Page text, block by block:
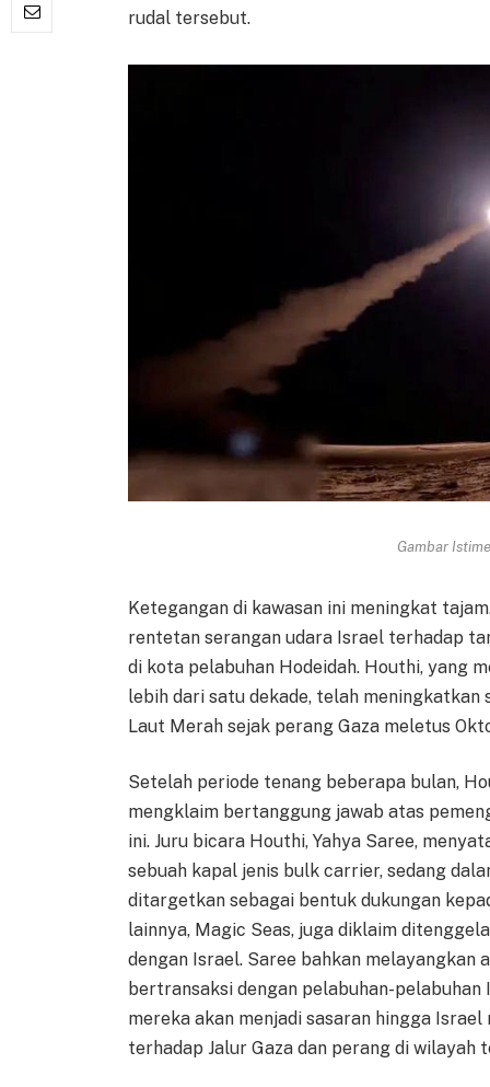
rudal tersebut.
Gambar
Ketegangan di kawasan ini meningkat
rentetan serangan udara Israel terhadap
di kota pelabuhan Hodeidah. Houthi, yang
lebih dari satu dekade, telah
Laut Merah sejak perang Gaza meletus
Setelah periode tenang beberapa bulan,
mengklaim bertanggung jawab atas
ini. Juru bicara Houthi, Yahya Saree,
sebuah kapal jenis bulk carrier, sedang
ditargetkan sebagai bentuk dukungan
lainnya, Magic Seas, juga diklaim
dengan Israel. Saree bahkan melayangkan
bertransaksi dengan pelabuhan-
mereka akan menjadi sasaran hingga
terhadap Jalur Gaza dan perang di wilayah